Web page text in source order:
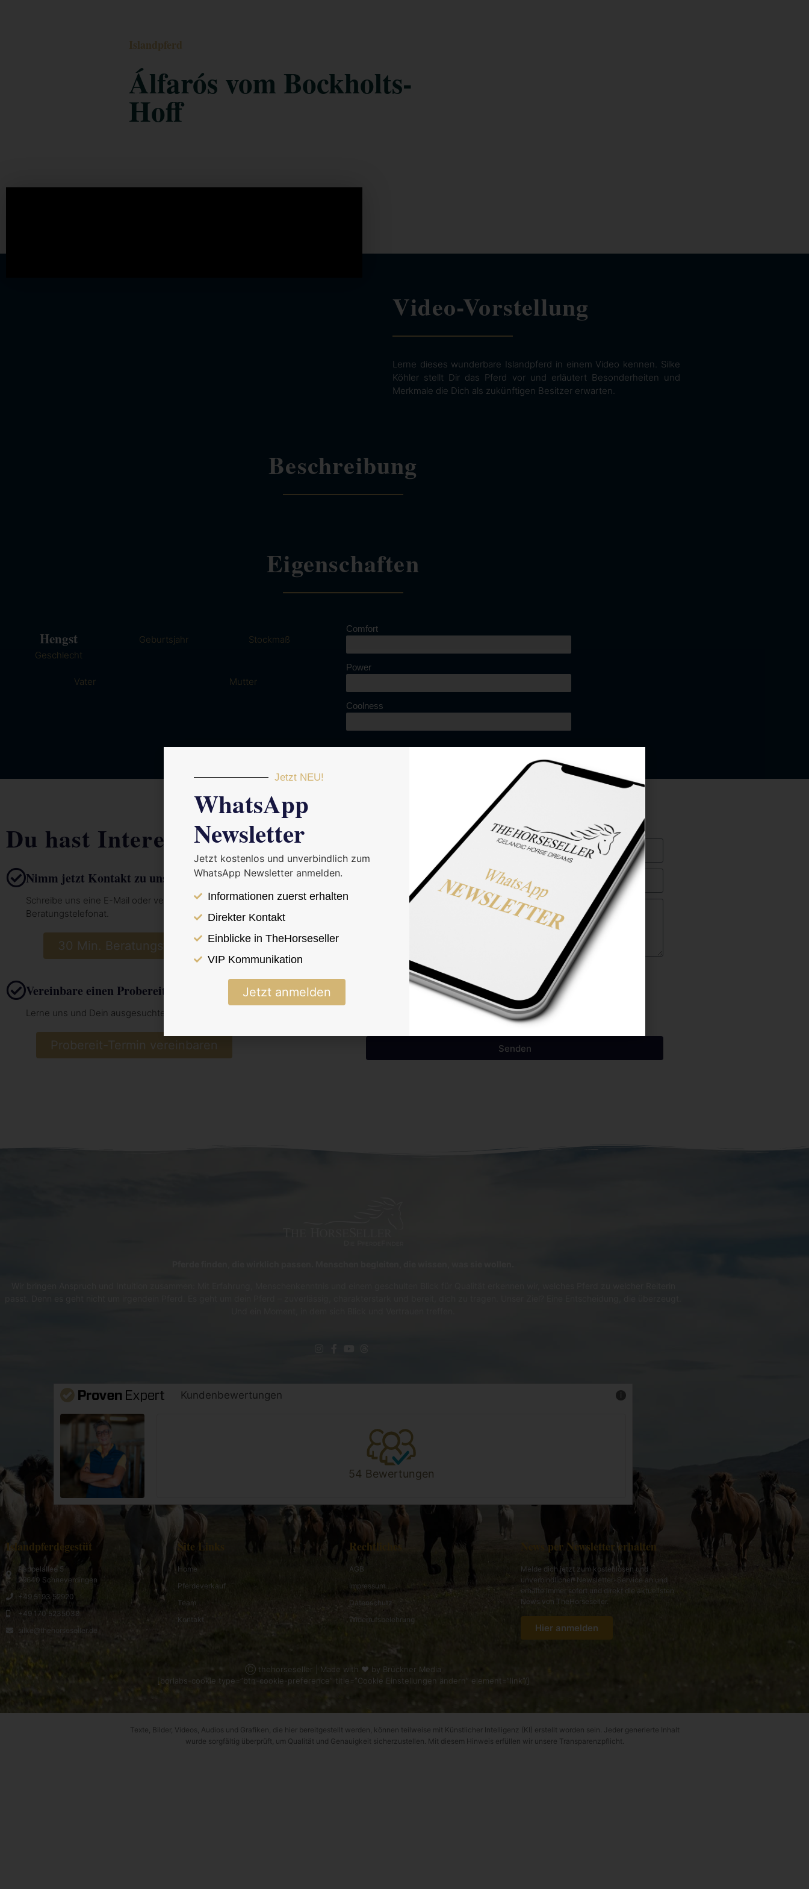
Islandpferd
Álfarós vom Bockholts-
Hoff
Video-Vorstellung
Lerne dieses wunderbare Islandpferd in einem Video kennen. Silke
Köhler stellt Dir das Pferd vor und erläutert Besonderheiten und
Merkmale die Dich als zukünftigen Besitzer erwarten.
Beschreibung
Eigenschaften
Hengst
Geschlecht
Geburtsjahr Stockmaß
Vater Mutter
Comfort
Power
Coolness
Du hast Interesse?
Nimm jetzt Kontakt zu uns auf
Schreibe uns eine E-Mail oder vereinbare hier dein 30 Min.
Beratungstelefonat.
30 Min. Beratungstelefonat vereinbaren
Vereinbare einen Probereit-Termin
Lerne uns und Dein ausgesuchtes Pferd vor Ort kennen.
Probereit-Termin vereinbaren
Ich bestätige die Datenschutzerklärung gelesen zu haben
Senden
Kundenbewertungen
54 Bewertungen
Islandpferdegestüt
Pappelallee 5
29640 Schneverdingen
+49 5193 52920
+49 170 5235038
silke@thehorseseller.de
Site Links
Home
Pferdeverkauf
Team
Kontakt
Rechtliches
AGB
Impressum
Datenschutz
Widerrufsbelehrung
News per Newsletter erhalten
Melde dich jetzt zum kostenlosen und
unverbindlichen Newsletter-Service an und
erhalte immer sofort und direkt die aktuellsten
News von TheHorseseller.
Hier anmelden
Ⓒ thehorseseller | Made with ❤ by Brückner Media
[borlabs-cookie type=”btn-cookie-preference” title=”Cookie Einstellungen ändern” element=”link”/]
Texte, Bilder, Videos, Audios und Grafiken, die hier bereitgestellt werden, können teilweise mit Künstlicher Intelligenz (KI) erstellt worden sein. Jeder generierte Inhalt
wurde sorgfältig überprüft, um Qualität und Genauigkeit sicherzustellen. Mit diesem Hinweis erfüllen wir unsere Transparenzpflicht.
Jetzt NEU!
WhatsApp
Newsletter
Jetzt kostenlos und unverbindlich zum
WhatsApp Newsletter anmelden.
Informationen zuerst erhalten
Direkter Kontakt
Einblicke in TheHorseseller
VIP Kommunikation
Jetzt anmelden